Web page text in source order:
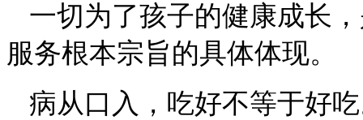
一切为了孩子的健康成长
服务根本宗旨的具体体现。
病从口入，吃好不等于好